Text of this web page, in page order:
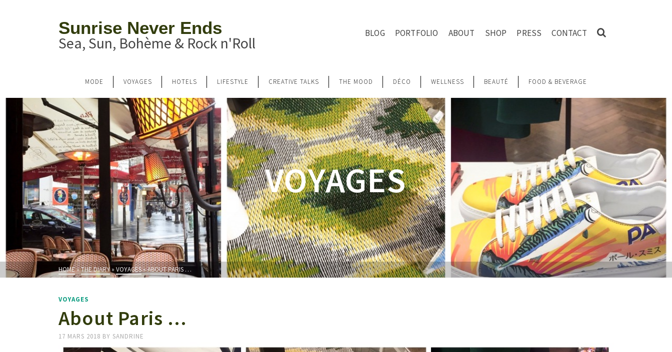
Sunrise Never Ends
Sea, Sun, Bohème & Rock n'Roll
BLOG PORTFOLIO ABOUT SHOP PRESS CONTACT
MODE VOYAGES HOTELS LIFESTYLE CREATIVE TALKS THE MOOD DÉCO WELLNESS BEAUTÉ FOOD & BEVERAGE
VOYAGES
HOME»THE DIARY » VOYAGES»ABOUT PARIS …
VOYAGES
About Paris …
17 MARS 2018 BY SANDRINE